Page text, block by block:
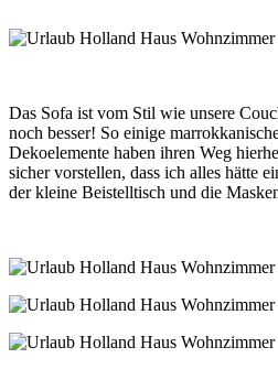
Das Sofa ist vom Stil wie unsere
noch besser! So einige
Dekoelemente haben ihren Weg
sicher vorstellen, dass ich alles hätte
der kleine Beistelltisch und die